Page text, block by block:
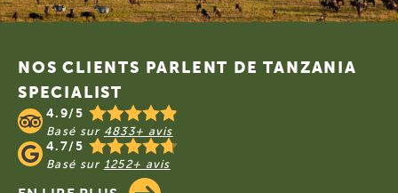
Footer
NOS CLIENTS PARLENT DE TANZANIA
SPECIALIST
4.9/5
Basé sur 4833+ avis
4.7/5
Basé sur 1252+ avis